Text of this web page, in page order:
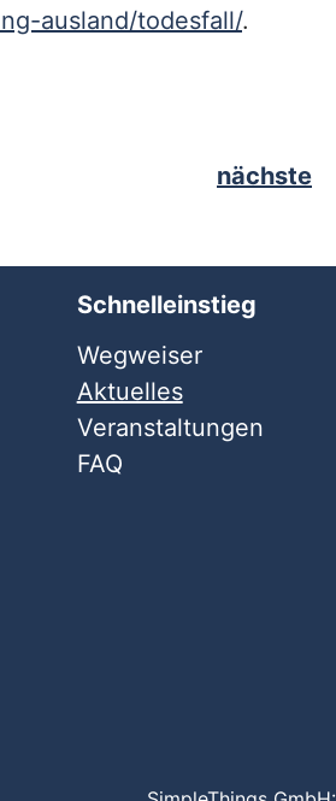
ausland/todesfall/.
nächste
Schnelleinstieg
Wegweiser
Aktuelles
Veranstaltungen
FAQ